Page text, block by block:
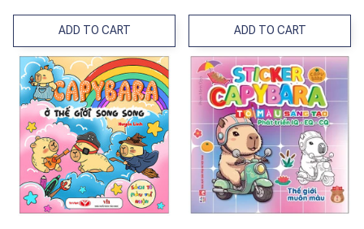
ADD TO CART ADD TO CART